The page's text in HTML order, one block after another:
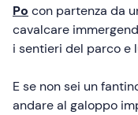
Po con partenza da
cavalcare
i sentieri del parco e
E se non sei un
andare al galoppo